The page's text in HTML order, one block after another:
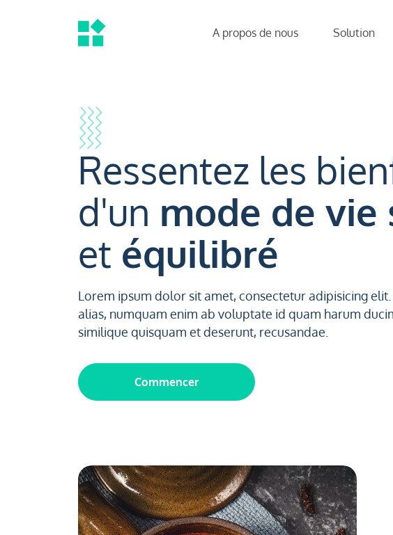
A propos de nous Solution
Ressentez les
d'un mode de vie
et équilibré
Lorem ipsum dolor sit amet, consectetur adipisicing
alias, numquam enim ab voluptate id quam harum
similique quisquam et deserunt, recusandae.
Commencer